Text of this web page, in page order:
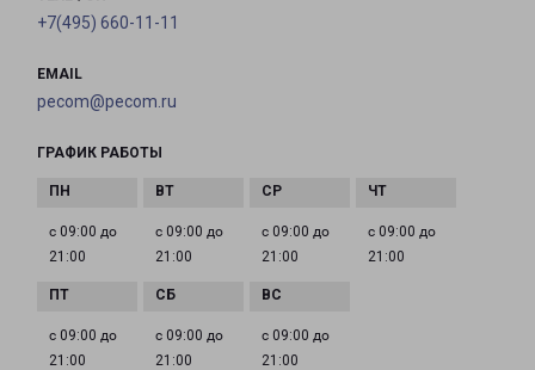
+7(495) 660-11-11
EMAIL
pecom@pecom.ru
ГРАФИК РАБОТЫ
с 09:00 до
21:00
с 09:00 до
21:00
с 09:00 до
21:00
с 09:00 до
21:00
с 09:00 до
21:00
с 09:00 до
21:00
с 09:00 до
21:00